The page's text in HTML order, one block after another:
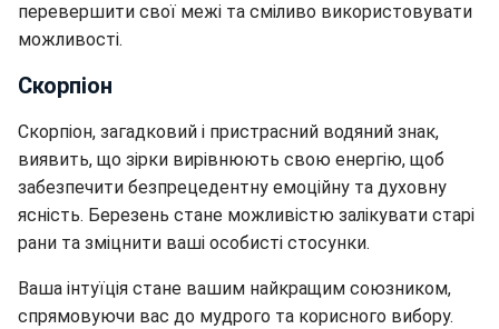
перевершити свої межі та сміливо використовувати
можливості.
Скорпіон
Скорпіон, загадковий і пристрасний водяний знак,
виявить, що зірки вирівнюють свою енергію, щоб
забезпечити безпрецедентну емоційну та духовну
ясність. Березень стане можливістю залікувати старі
рани та зміцнити ваші особисті стосунки.
Ваша інтуїція стане вашим найкращим союзником,
спрямовуючи вас до мудрого та корисного вибору.